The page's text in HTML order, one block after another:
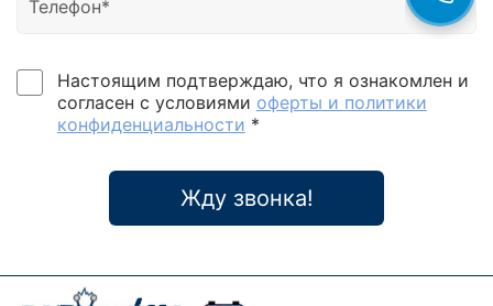
Настоящим подтверждаю, что я ознакомлен и
согласен с условиями оферты и политики
конфиденциальности *
Жду звонка!